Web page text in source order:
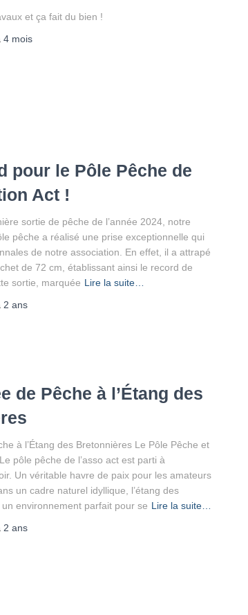
et ça fait du bien !
4 mois
pour le Pôle Pêche de
Act !
sortie de pêche de l’année 2024, notre
pêche a réalisé une prise exceptionnelle qui
de notre association. En effet, il a attrapé
de 72 cm, établissant ainsi le record de
sortie, marquée Lire la suite…
2 ans
de Pêche à l’Étang des
à l’Étang des Bretonnières Le Pôle Pêche et
pôle pêche de l’asso act est parti à
Un véritable havre de paix pour les amateurs
un cadre naturel idyllique, l’étang des
environnement parfait pour se Lire la suite…
2 ans